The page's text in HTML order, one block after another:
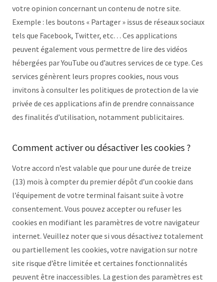
votre opinion concernant un contenu de notre site.
Exemple : les boutons « Partager » issus de réseaux sociaux
tels que Facebook, Twitter, etc… Ces applications
peuvent également vous permettre de lire des vidéos
hébergées par YouTube ou d’autres services de ce type. Ces
services génèrent leurs propres cookies, nous vous
invitons à consulter les politiques de protection de la vie
privée de ces applications afin de prendre connaissance
des finalités d’utilisation, notamment publicitaires.
Comment activer ou désactiver les cookies ?
Votre accord n’est valable que pour une durée de treize
(13) mois à compter du premier dépôt d’un cookie dans
l’équipement de votre terminal faisant suite à votre
consentement. Vous pouvez accepter ou refuser les
cookies en modifiant les paramètres de votre navigateur
internet. Veuillez noter que si vous désactivez totalement
ou partiellement les cookies, votre navigation sur notre
site risque d’être limitée et certaines fonctionnalités
peuvent être inaccessibles. La gestion des paramètres est